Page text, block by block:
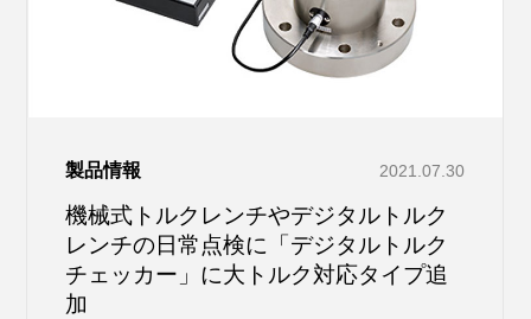
製品情報 2021.07.30
機械式トルクレンチやデジタルトルク
レンチの日常点検に「デジタルトルク
チェッカー」に大トルク対応タイプ追
加